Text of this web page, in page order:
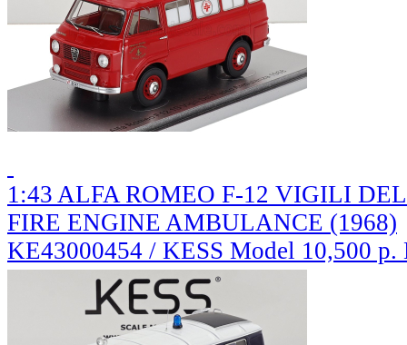
1:43 ALFA ROMEO F-12 VIGILI
FIRE ENGINE AMBULANCE (1968)
KE43000454 / KESS Model 10,500 р.